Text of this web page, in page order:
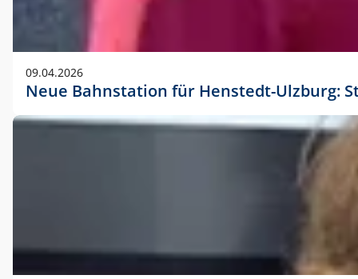
09.04.2026
Neue Bahnstation für Henstedt-Ulzburg: